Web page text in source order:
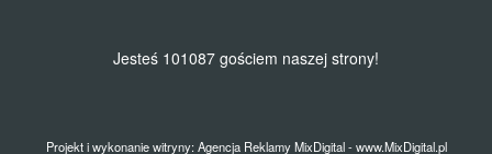
Jesteś 101087 gościem naszej strony!
Projekt i wykonanie witryny:Agencja Reklamy MixDigital - www.MixDigital.pl